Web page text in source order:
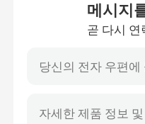
원통 해양 설비
셀 고무 방현재
터그 보트 펜더
메시지
곧 다시 연